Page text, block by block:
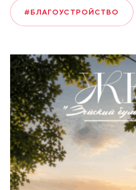
#БЛАГОУСТРОЙСТВО